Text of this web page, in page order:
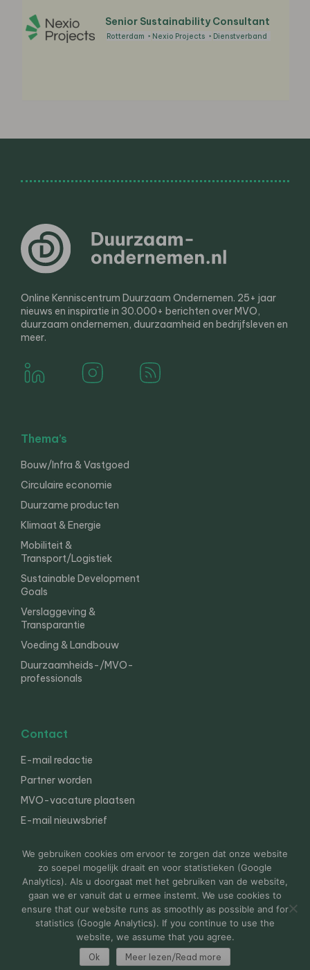
Senior Sustainability Consultant
Rotterdam Nexio Projects Dienstverband
Online Kenniscentrum Duurzaam Ondernemen. 25+ jaar
nieuws en inspiratie in 30.000+ berichten over MVO,
duurzaam ondernemen, duurzaamheid en bedrijfsleven en
meer.
Thema’s
Bouw/Infra & Vastgoed
Circulaire economie
Duurzame producten
Klimaat & Energie
Mobiliteit &
Transport/Logistiek
Sustainable Development
Goals
Verslaggeving &
Transparantie
Voeding & Landbouw
Duurzaamheids-/MVO-
professionals
Contact
E-mail redactie
Partner worden
MVO-vacature plaatsen
E-mail nieuwsbrief
© 2000-2026 Van der Molen EIS Colofon
Disclaimer
Privacy
We gebruiken cookies om ervoor te zorgen dat onze website
zo soepel mogelijk draait en voor statistieken (Google
Analytics). Als u doorgaat met het gebruiken van de website,
gaan we er vanuit dat u ermee instemt. We use cookies to
ensure that our website runs as smoothly as possible and for
statistics (Google Analytics). If you continue to use the
website, we assume that you agree.
Ok Meer lezen/Read more